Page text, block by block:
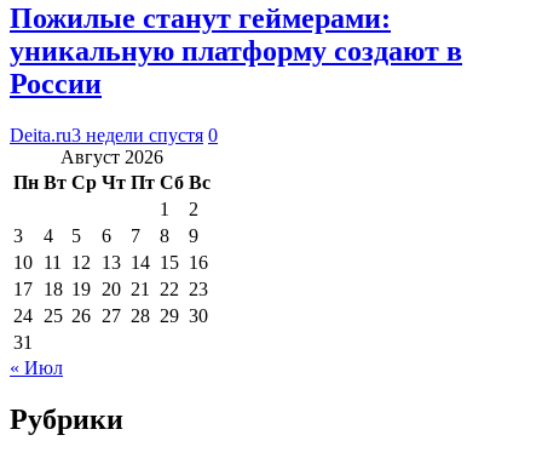
Пожилые станут геймерами:
уникальную платформу создают в
России
Deita.ru3 недели спустя 0
Август 2026
Пн Вт Ср Чт Пт Сб Вс
1
2
3
4 5 6 7 8
9
10 11 12 13 14 15 16
17 18 19 20 21 22 23
24 25 26 27 28 29 30
31
« Июл
Рубрики